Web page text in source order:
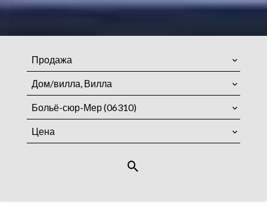
Продажа
Дом/вилла, Вилла
Больё-сюр-Мер (06310)
Цена